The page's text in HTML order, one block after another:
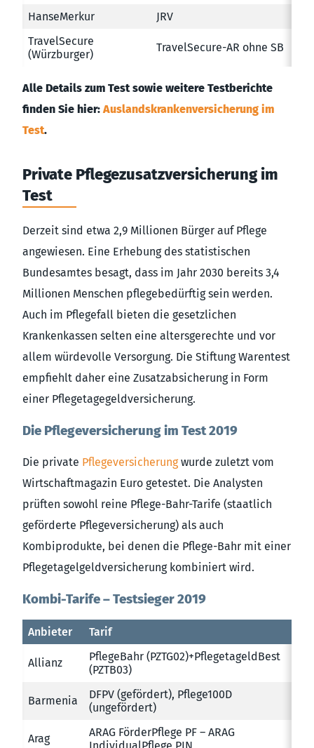
HanseMerkur
JRV
TravelSecure
(Würzburger)
TravelSecure-AR ohne SB
Alle Details zum Test sowie weitere Testberichte
finden Sie hier:Auslandskrankenversicherung im
Test.
Private Pflegezusatzversicherung im
Test
Derzeit sind etwa 2,9 Millionen Bürger auf Pflege
angewiesen. Eine Erhebung des statistischen
Bundesamtes besagt, dass im Jahr 2030 bereits 3,4
Millionen Menschen pflegebedürftig sein werden.
Auch im Pflegefall bieten die gesetzlichen
Krankenkassen selten eine altersgerechte und vor
allem würdevolle Versorgung. Die Stiftung Warentest
empfiehlt daher eine Zusatzabsicherung in Form
einer Pflegetagegeldversicherung.
Die Pflegeversicherung im Test 2019
Die private Pflegeversicherungwurde zuletzt vom
Wirtschaftmagazin Euro getestet. Die Analysten
prüften sowohl reine Pflege-Bahr-Tarife (staatlich
geförderte Pflegeversicherung) als auch
Kombiprodukte, bei denen die Pflege-Bahr mit einer
Pflegetagelgeldversicherung kombiniert wird.
Kombi-Tarife – Testsieger 2019
Anbieter Tarif
Allianz
PflegeBahr (PZTG02)+PflegetageldBest
(PZTB03)
Barmenia
DFPV (gefördert), Pflege100D
(ungefördert)
Arag
ARAG FörderPflege PF – ARAG